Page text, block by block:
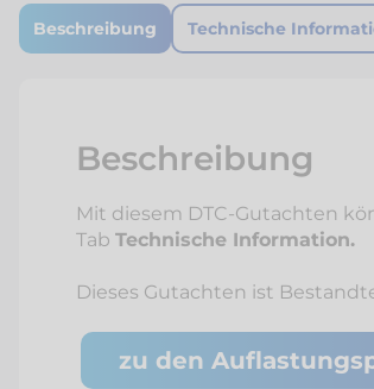
Beschreibung Technische
Beschreibung
Mit diesem DTC-Gutachten
Tab Technische Information.
Dieses Gutachten ist
zu den